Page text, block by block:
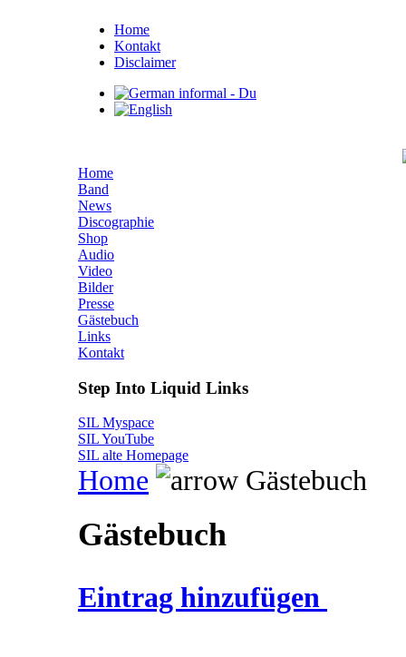
Home
Kontakt
Disclaimer
Home
Band
News
Discographie
Shop
Audio
Video
Bilder
Presse
Gästebuch
Links
Kontakt
Step Into Liquid Links
SIL Myspace
SIL YouTube
SIL alte Homepage
Home Gästebuch
Gästebuch
Eintrag hinzufügen